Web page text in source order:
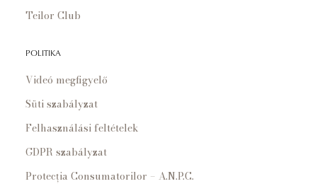
Teilor Club
POLITIKA
Videó megfigyelő
Süti szabályzat
Felhasználási feltételek
GDPR szabályzat
Protecția Consumatorilor – A.N.P.C.